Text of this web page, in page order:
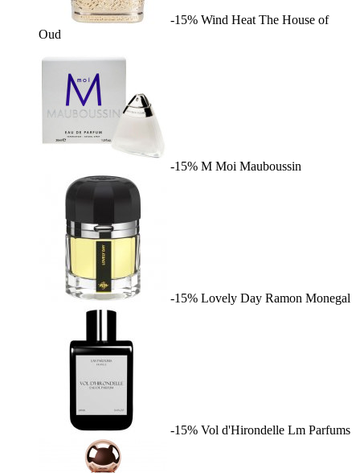
-15% Wind Heat The House of
Oud
-15% M Moi Mauboussin
-15% Lovely Day Ramon Monegal
-15% Vol d'Hirondelle Lm Parfums